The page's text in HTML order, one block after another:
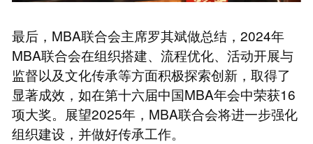
最后，MBA联合会主席罗其斌做总结，2024年
MBA联合会在组织搭建、流程优化、活动开展与
监督以及文化传承等方面积极探索创新，取得了
显著成效，如在第十六届中国MBA年会中荣获16
项大奖。展望2025年，MBA联合会将进一步强化
组织建设，并做好传承工作。